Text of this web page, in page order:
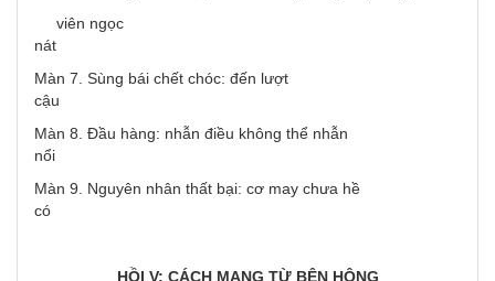
viên ngọc
nát
Màn 7. Sùng bái chết chóc: đến lượt
cậu
Màn 8. Đầu hàng: nhẫn điều không thể nhẫn
nổi
Màn 9. Nguyên nhân thất bại: cơ may chưa hề
có
HỒI V: CÁCH MẠNG TỪ BÊN HÔNG